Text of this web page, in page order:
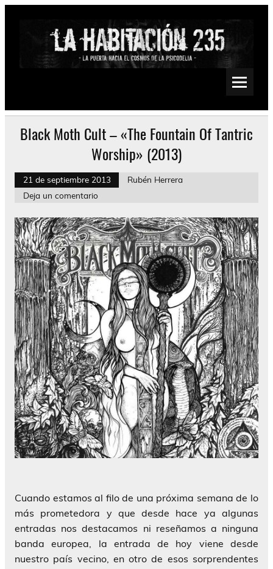
Saltar
Psychedelic, Stoner, Doom, Sludge, Fuzz, Space, Drone
Black Moth Cult – «The Fountain Of Tantric
Worship» (2013)
21 de septiembre 2013
Rubén Herrera
Deja un comentario
Cuando estamos al filo de una próxima semana de lo
más prometedora y que desde hace ya algunas
entradas nos destacamos ni reseñamos a ninguna
banda europea, la entrada de hoy viene desde
nuestro país vecino, en otro de esos sorprendentes